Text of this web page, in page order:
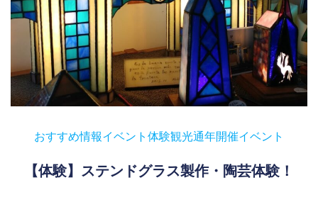
おすすめ情報イベント体験観光通年開催イベント
【体験】ステンドグラス製作・陶芸体験！